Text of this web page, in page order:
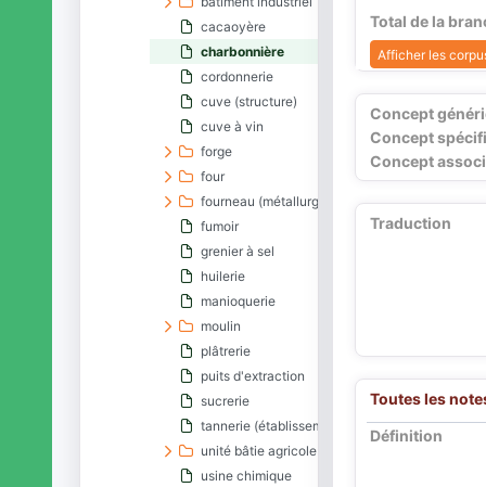
cacaoyère
charbonnière
cordonnerie
cuve (structure)
cuve à vin
forge
four
fourneau (métallurgie)
fumoir
grenier à sel
huilerie
manioquerie
moulin
plâtrerie
puits d'extraction
sucrerie
tannerie (établissement)
unité bâtie agricole
usine chimique
Total de la
Afficher les
Concept
Concept
Concept
Traduction
Toutes les
Définition